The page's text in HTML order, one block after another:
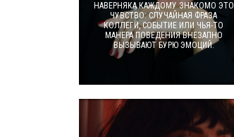
НАВЕРНЯКА КАЖДОМУ ЗНАКОМО ЭТО
ЧУВСТВО: СЛУЧАЙНАЯ ФРАЗА
КОЛЛЕГИ, СОБЫТИЕ ИЛИ ЧЬЯ-ТО
МАНЕРА ПОВЕДЕНИЯ ВНЕЗАПНО
ВЫЗЫВАЮТ БУРЮ ЭМОЦИЙ.